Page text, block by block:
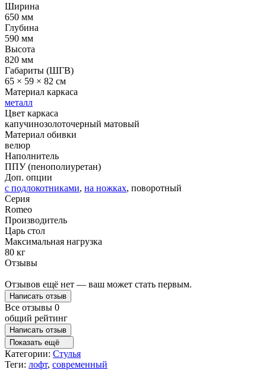
Ширина
650 мм
Глубина
590 мм
Высота
820 мм
Габариты (ШГВ)
65 × 59 × 82 см
Материал каркаса
металл
Цвет каркаса
капучинозолоточерный матовый
Материал обивки
велюр
Наполнитель
ППУ (пенополиуретан)
Доп. опции
с подлокотниками, на ножках, поворотный
Серия
Romeo
Производитель
Царь стол
Максимальная нагрузка
80 кг
Отзывы
Отзывов ещё нет — ваш может стать первым.
Написать отзыв
Все отзывы 0
общий рейтинг
Написать отзыв
Показать ещё
Категории: Стулья
Теги: лофт, современный